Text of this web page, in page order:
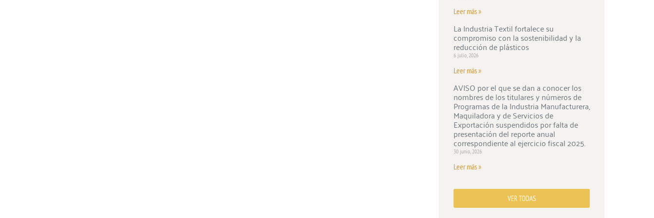
Leer más »
La Industria Textil fortalece su
compromiso con la sostenibilidad y la
reducción de plásticos
6 julio, 2026
Leer más »
AVISO por el que se dan a conocer los
nombres de los titulares y números de
Programas de la Industria Manufacturera,
Maquiladora y de Servicios de
Exportación suspendidos por falta de
presentación del reporte anual
correspondiente al ejercicio fiscal 2025.
30 junio, 2026
Leer más »
VER TODAS